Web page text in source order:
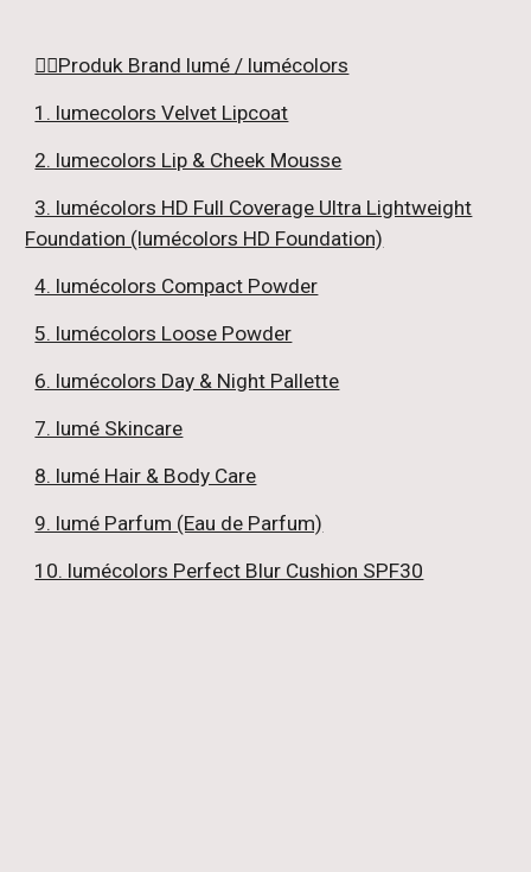
👇🏼Produk Brand lumé / lumécolors
1. lumecolors Velvet Lipcoat
2. lumecolors Lip & Cheek Mousse
3. lumécolors HD Full Coverage Ultra Lightweight
Foundation (lumécolors HD Foundation)
4. lumécolors Compact Powder
5. lumécolors Loose Powder
6. lumécolors Day & Night Pallette
7. lumé Skincare
8. lumé Hair & Body Care
9. lumé Parfum (Eau de Parfum)
10. lumécolors Perfect Blur Cushion SPF30